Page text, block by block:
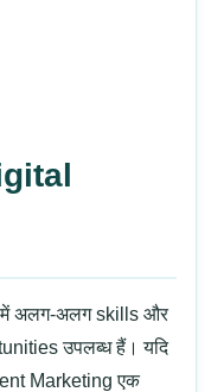
अलग-अलग skills और
उपलब्ध हैं। यदि
Marketing एक